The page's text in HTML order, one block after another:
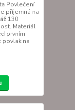
Povlečení
příjemná na
130
Materiál
prvním
povlak na